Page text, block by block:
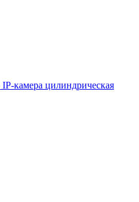
камера цилиндрическая